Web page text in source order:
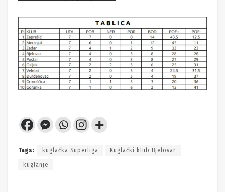
Tags: kuglačka Superliga Kuglački klub Bjelovar
kuglanje